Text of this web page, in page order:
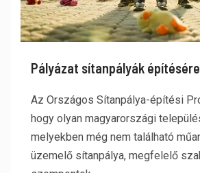
Pályázat sítanpályák építésére
Az Országos Sítanpálya-építési
hogy olyan magyarországi
melyekben még nem található
üzemelő sítanpálya, megfelelő